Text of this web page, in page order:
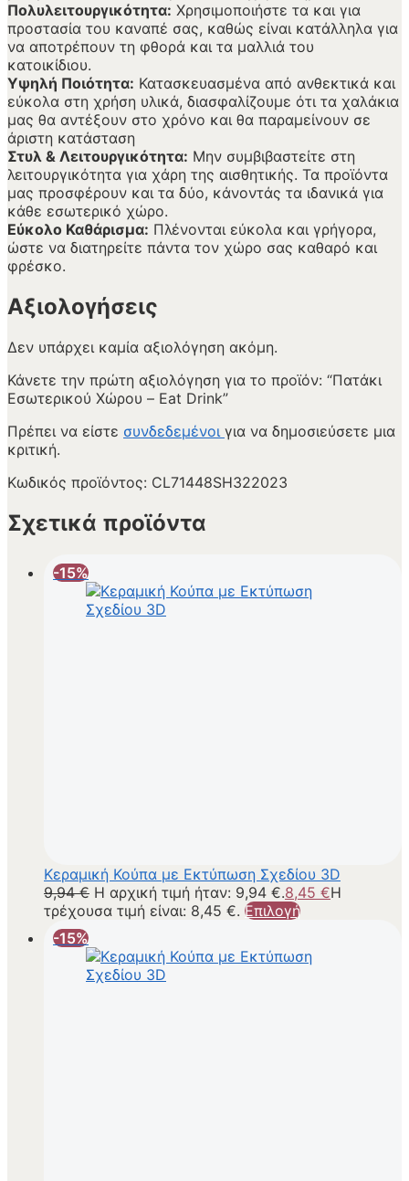
Πολυλειτουργικότητα: Χρησιμοποιήστε τα και για
προστασία του καναπέ σας, καθώς είναι κατάλληλα για
να αποτρέπουν τη φθορά και τα μαλλιά του
κατοικίδιου.
Υψηλή Ποιότητα: Κατασκευασμένα από ανθεκτικά και
εύκολα στη χρήση υλικά, διασφαλίζουμε ότι τα χαλάκια
μας θα αντέξουν στο χρόνο και θα παραμείνουν σε
άριστη κατάσταση
Στυλ & Λειτουργικότητα: Μην συμβιβαστείτε στη
λειτουργικότητα για χάρη της αισθητικής. Τα προϊόντα
μας προσφέρουν και τα δύο, κάνοντάς τα ιδανικά για
κάθε εσωτερικό χώρο.
Εύκολο Καθάρισμα: Πλένονται εύκολα και γρήγορα,
ώστε να διατηρείτε πάντα τον χώρο σας καθαρό και
φρέσκο.
Αξιολογήσεις
Δεν υπάρχει καμία αξιολόγηση ακόμη.
Κάνετε την πρώτη αξιολόγηση για το προϊόν: “Πατάκι
Εσωτερικού Χώρου – Eat Drink”
Πρέπει να είστε συνδεδεμένοι για να δημοσιεύσετε μια
κριτική.
Κωδικός προϊόντος: CL71448SH322023
Σχετικά προϊόντα
-15%
Κεραμική Κούπα με Εκτύπωση Σχεδίου 3D
9,94€ Η αρχική τιμή ήταν: 9,94 €.8,45 €Η
τρέχουσα τιμή είναι: 8,45 €. Επιλογή
-15%